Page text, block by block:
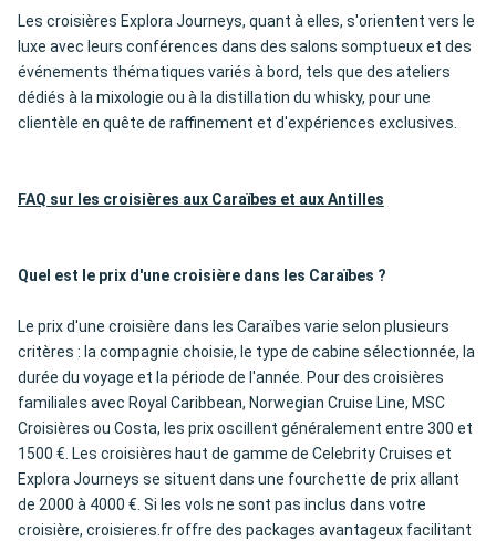
Les croisières Explora Journeys, quant à elles, s'orientent vers le
luxe avec leurs conférences dans des salons somptueux et des
événements thématiques variés à bord, tels que des ateliers
dédiés à la mixologie ou à la distillation du whisky, pour une
clientèle en quête de raffinement et d'expériences exclusives.
FAQ sur les croisières aux Caraïbes et aux Antilles
Quel est le prix d'une croisière dans les Caraïbes ?
Le prix d'une croisière dans les Caraïbes varie selon plusieurs
critères : la compagnie choisie, le type de cabine sélectionnée, la
durée du voyage et la période de l'année. Pour des croisières
familiales avec Royal Caribbean, Norwegian Cruise Line, MSC
Croisières ou Costa, les prix oscillent généralement entre 300 et
1500 €. Les croisières haut de gamme de Celebrity Cruises et
Explora Journeys se situent dans une fourchette de prix allant
de 2000 à 4000 €. Si les vols ne sont pas inclus dans votre
croisière, croisieres.fr offre des packages avantageux facilitant